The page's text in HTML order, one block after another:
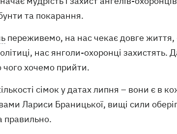
та покарання.
переживемо, на нас чекає довге
нас янголи-охоронці захистять.
чого хочемо прийти.
сімок у датах липня – вони є в
Лариси Браницької, вищі сили
правильно.